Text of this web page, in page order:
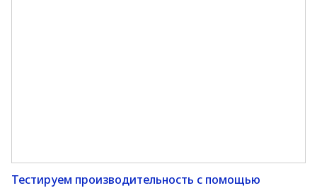
Тестируем производительность с помощью